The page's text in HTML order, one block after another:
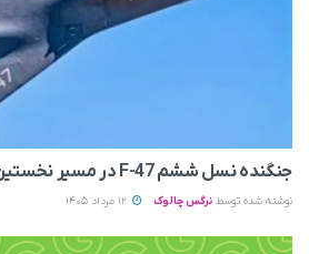
جنگنده نسل ششم F-47 در مسیر نخستین پرواز
نوشته شده توسط نرگس چالوک